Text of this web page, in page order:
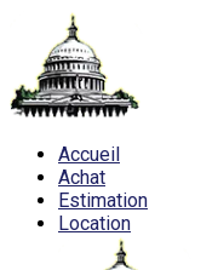
Accueil
Achat
Estimation
Location